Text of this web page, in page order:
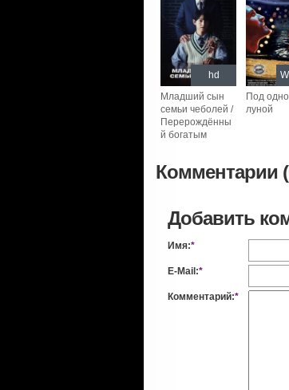
Младший сын
семьи чеболей /
Перерождённы
й богатым
hd
Под
луной
Комментарии
Добавить
Имя:*
E-Mail:*
Комментарий:*